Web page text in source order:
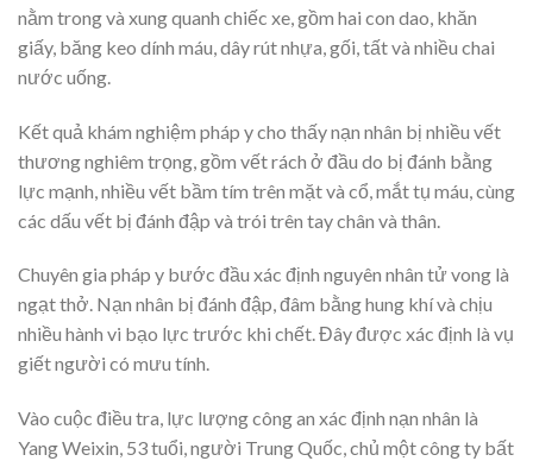
nằm trong và xung quanh chiếc xe, gồm hai con dao, khăn
giấy, băng keo dính máu, dây rút nhựa, gối, tất và nhiều chai
nước uống.
Kết quả khám nghiệm pháp y cho thấy nạn nhân bị nhiều vết
thương nghiêm trọng, gồm vết rách ở đầu do bị đánh bằng
lực mạnh, nhiều vết bầm tím trên mặt và cổ, mắt tụ máu, cùng
các dấu vết bị đánh đập và trói trên tay chân và thân.
Chuyên gia pháp y bước đầu xác định nguyên nhân tử vong là
ngạt thở. Nạn nhân bị đánh đập, đâm bằng hung khí và chịu
nhiều hành vi bạo lực trước khi chết. Đây được xác định là vụ
giết người có mưu tính.
Vào cuộc điều tra, lực lượng công an xác định nạn nhân là
Yang Weixin, 53 tuổi, người Trung Quốc, chủ một công ty bất